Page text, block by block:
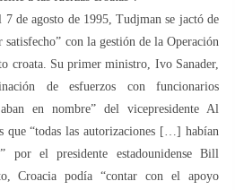
de agosto de 1995, Tudjman se jactó de
satisfecho” con la gestión de la Operación
croata. Su primer ministro, Ivo Sanader,
de esfuerzos con funcionarios
en nombre” del vicepresidente Al
que “todas las autorizaciones […] habían
por el presidente estadounidense Bill
Croacia podía “contar con el apoyo